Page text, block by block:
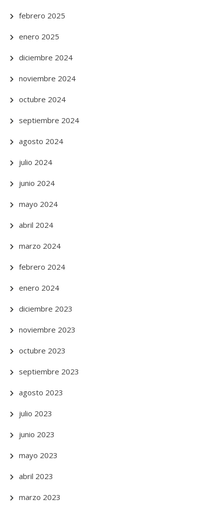
febrero 2025
enero 2025
diciembre 2024
noviembre 2024
octubre 2024
septiembre 2024
agosto 2024
julio 2024
junio 2024
mayo 2024
abril 2024
marzo 2024
febrero 2024
enero 2024
diciembre 2023
noviembre 2023
octubre 2023
septiembre 2023
agosto 2023
julio 2023
junio 2023
mayo 2023
abril 2023
marzo 2023